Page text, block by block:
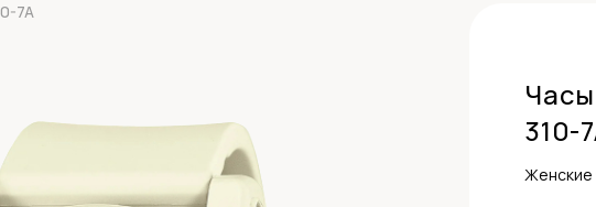
7A
310-
Женские